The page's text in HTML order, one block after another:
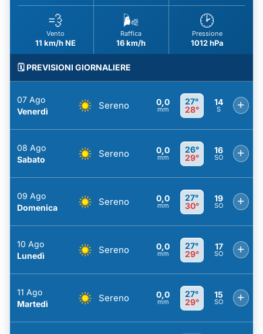
💨
Vento
11 km/h NE
🌬️
Raffica
16 km/h
🕑
Pressione
1012 hPa
🗓️ PREVISIONI GIORNALIERE
07 Ago
Venerdì
Sereno 0,0
mm
27°
28°
14
S +
08 Ago
Sabato
Sereno 0,0
mm
26°
29°
16
SO +
09 Ago
Domenica
Sereno 0,0
mm
27°
30°
19
SO +
10 Ago
Lunedì
Sereno 0,0
mm
27°
29°
17
SO +
11 Ago
Martedì
Sereno 0,0
mm
27°
29°
15
SO +